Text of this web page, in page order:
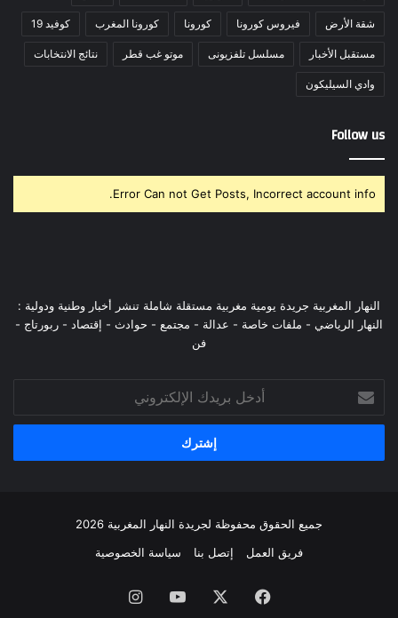
شقة الأرض فيروس كورونا كورونا كورونا المغرب كوفيد 19
مستقبل الأخبار مسلسل تلفزيونى موتو غب قطر نتائج الانتخابات
وادي السيليكون
Follow us
Error Can not Get Posts, Incorrect account info.
النهار المغربية جريدة يومية مغربية مستقلة شاملة تنشر أخبار وطنية ودولية :
النهار الرياضي - ملفات خاصة - عدالة - مجتمع - حوادث - إقتصاد - ربورتاج -
فن
بريدك
الإلكتروني
جميع الحقوق محفوظة لجريدة النهار المغربية 2026
فريق العمل
إتصل بنا سياسة الخصوصية
فيسبوك ‫YouTube